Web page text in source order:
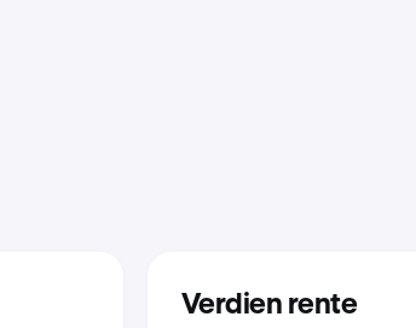
Verdien rente